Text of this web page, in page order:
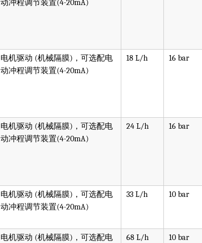
动冲程调节装置(4-20mA)
电机驱动 (机械隔膜)，可选配电
动冲程调节装置(4-20mA)
18 L/h 16 bar
电机驱动 (机械隔膜)，可选配电
动冲程调节装置(4-20mA)
24 L/h 16 bar
电机驱动 (机械隔膜)，可选配电
动冲程调节装置(4-20mA)
33 L/h 10 bar
电机驱动 (机械隔膜)，可选配电 68 L/h 10 bar